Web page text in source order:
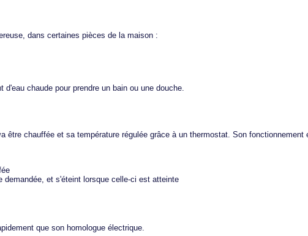
dans certaines pièces de la maison :
chaude pour prendre un bain ou une douche.
être chauffée et sa température régulée grâce à un thermostat. Son fonctionnement
et s'éteint lorsque celle-ci est atteinte
que son homologue électrique.